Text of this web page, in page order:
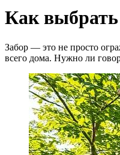
Как выбрать
Забор — это не просто
всего дома. Нужно ли